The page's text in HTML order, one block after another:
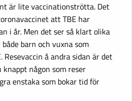
är lite vaccinationströtta. Det
att TBE har
i år. Men det ser så klart olika
barn och vuxna som
Resevaccin å andra sidan är det
någon som reser
enstaka som bokar tid för